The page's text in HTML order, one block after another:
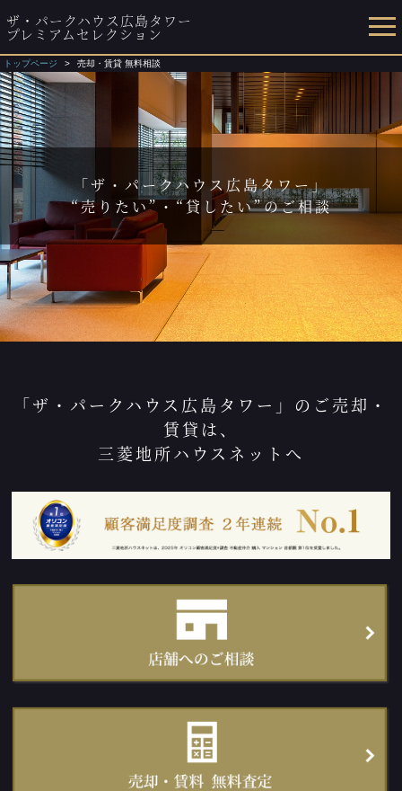
ザ・パークハウス広島タワー
プレミアムセレクション
トップページ 売却・賃貸 無料相談
「ザ・パークハウス広島タワー」
“売りたい”・“貸したい”のご相談
「ザ・パークハウス広島タワー」のご売却・
賃貸は、
三菱地所ハウスネットへ